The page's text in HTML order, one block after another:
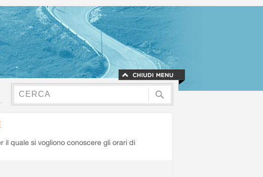
il quale si vogliono conoscere gli orari di